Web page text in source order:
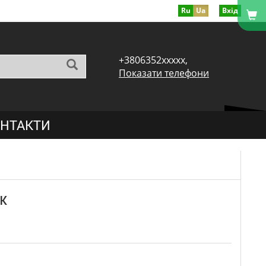
Ru Ua Вхід
+3806352xxxxx,
Показати телефони